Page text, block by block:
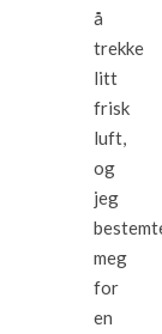
å
trekke
litt
frisk
luft,
og
jeg
meg
for
en